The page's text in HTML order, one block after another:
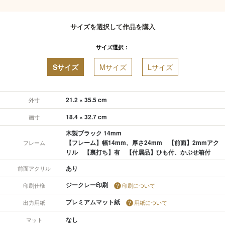
サイズを選択して作品を購入
サイズ選択：
Sサイズ Mサイズ Lサイズ
外寸 21.2 × 35.5 cm
画寸 18.4 × 32.7 cm
フレーム
木製ブラック 14mm
【フレーム】幅14mm、厚さ24mm 【前面】2mmアク
リル 【裏打ち】有 【付属品】ひも付、かぶせ箱付
前面アクリル あり
印刷仕様 ジークレー印刷 印刷について
出力用紙 プレミアムマット紙 用紙について
マット なし